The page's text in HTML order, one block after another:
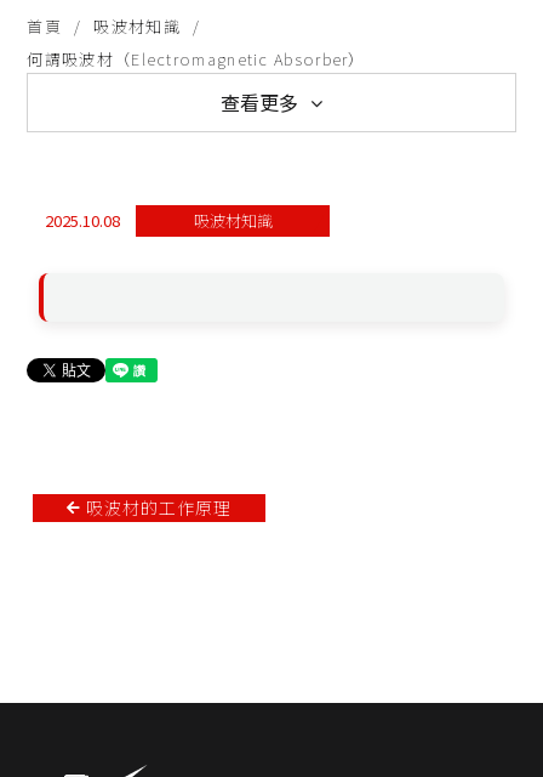
首頁
吸波材知識
何謂吸波材（Electromagnetic Absorber）
查看更多
新聞與活動
吸波材知識
新材料發表
導電布知識
導電漆知識
2025.10.08 吸波材知識
吸波材的工作原理